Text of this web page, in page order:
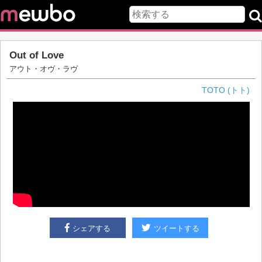
Out of Love
アウト・オヴ・ラヴ
TOTO (トト)
シェアする ツイートする